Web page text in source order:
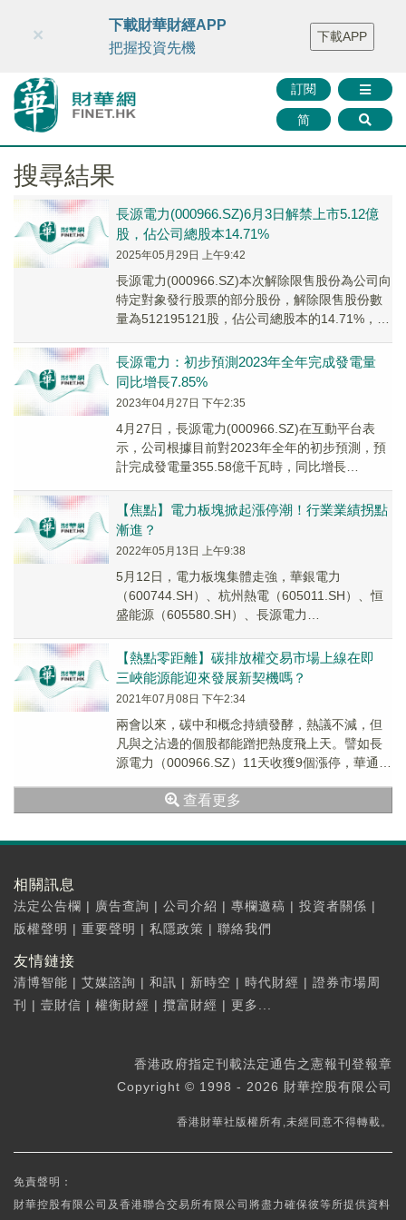
財華智庫網 FINTV FINMETA 財華證券 媒體矩陣
智庫沙龍
聯絡我們
訂閱
简
×
下載財華財經APP
把握投資先機
下載APP
搜尋結果
長源電力(000966.SZ)6月3日解禁上市5.12億
股，佔公司總股本14.71%
2025年05月29日 上午9:42
長源電力(000966.SZ)本次解除限售股份為公司向
特定對象發行股票的部分股份，解除限售股份數
量為512195121股，佔公司總股本的14.71%，上
長源電力：初步預測2023年全年完成發電量
同比增長7.85%
2023年04月27日 下午2:35
4月27日，長源電力(000966.SZ)在互動平台表
示，公司根據目前對2023年全年的初步預測，預
計完成發電量355.58億千瓦時，同比增長
【焦點】電力板塊掀起漲停潮！行業業績拐點
漸進？
2022年05月13日 上午9:38
5月12日，電力板塊集體走強，華銀電力
（600744.SH）、杭州熱電（605011.SH）、恒
盛能源（605580.SH）、長源電力
【熱點零距離】碳排放權交易市場上線在即
三峽能源能迎來發展新契機嗎？
2021年07月08日 下午2:34
兩會以來，碳中和概念持續發酵，熱議不減，但
凡與之沾邊的個股都能蹭把熱度飛上天。譬如長
源電力（000966.SZ）11天收獲9個漲停，華通熱
查看更多
相關訊息
法定公告欄 | 廣告查詢 | 公司介紹 | 專欄邀稿 | 投資者關係 |
版權聲明 | 重要聲明 | 私隱政策 | 聯絡我們
友情鏈接
清博智能 | 艾媒諮詢 | 和訊 | 新時空 | 時代財經 | 證券市場周
刊
| 壹財信 | 權衡財經 | 攬富財經 | 更多...
香港政府指定刊載法定通告之憲報刊登報章
Copyright © 1998 - 2026 財華控股有限公司
香港財華社版權所有,未經同意不得轉載。
免責聲明：
財華控股有限公司及香港聯合交易所有限公司將盡力確保彼等所提供資料